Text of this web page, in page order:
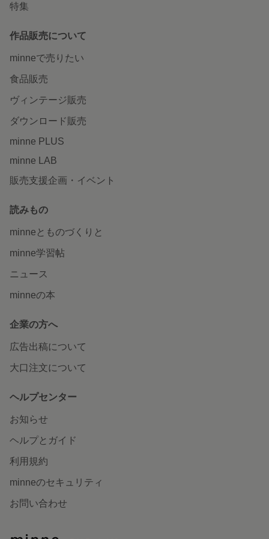
特集
作品販売について
minneで売りたい
食品販売
ヴィンテージ販売
ダウンロード販売
minne PLUS
minne LAB
販売支援企画・イベント
読みもの
minneとものづくりと
minne学習帖
ニュース
minneの本
企業の方へ
広告出稿について
大口注文について
ヘルプセンター
お知らせ
ヘルプとガイド
利用規約
minneのセキュリティ
お問い合わせ